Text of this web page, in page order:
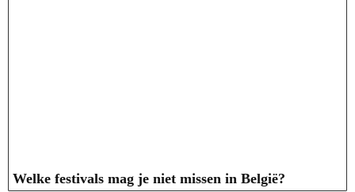
Welke festivals mag je niet missen in België?